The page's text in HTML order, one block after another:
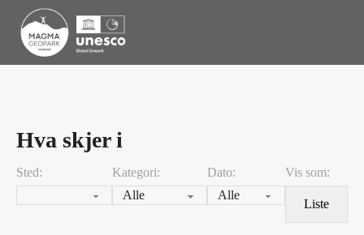
Hva skjer i
Sted: Kategori: Dato: Vis som:
Liste